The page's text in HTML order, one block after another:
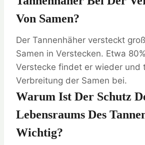
Von Samen?
Der Tannenhäher versteckt
Samen in Verstecken. Etwa
Verstecke findet er wieder und
Verbreitung der Samen bei.
Warum Ist Der Schutz
Lebensraums Des
Wichtig?